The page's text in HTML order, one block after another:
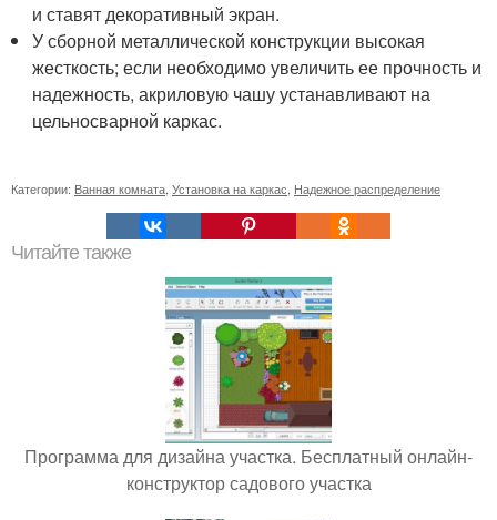
и ставят декоративный экран.
У сборной металлической конструкции высокая
жесткость; если необходимо увеличить ее прочность и
надежность, акриловую чашу устанавливают на
цельносварной каркас.
Категории: Ванная комната Установка на каркас Надежное распределение
Читайте также
Программа для дизайна участка. Бесплатный онлайн-
конструктор садового участка